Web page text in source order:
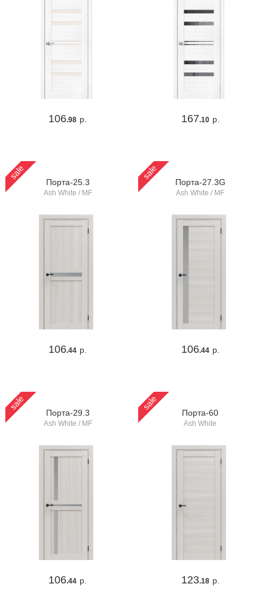
106.98 р. 167.10 р.
sale
Порта-25.3
Ash White / MF
106.44 р.
sale
Порта-27.3G
Ash White / MF
106.44 р.
sale
Порта-29.3
Ash White / MF
106.44 р.
sale
Порта-60
Ash White
123.18 р.